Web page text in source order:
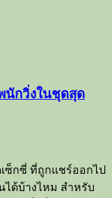
นักวิ่งในชุดสุด
ซ็กซี่ ที่ถูกแชร์ออกไป
ด้บ้างไหม สำหรับ